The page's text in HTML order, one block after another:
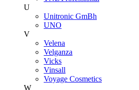
U
Unitroniс GmBh
UNO
V
Velena
Velganza
Vicks
Vinsall
Voyage Cosmetics
W